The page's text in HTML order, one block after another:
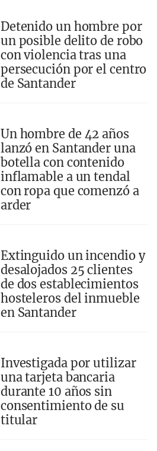
Detenido un hombre por
un posible delito de robo
con violencia tras una
persecución por el centro
de Santander
Un hombre de 42 años
lanzó en Santander una
botella con contenido
inflamable a un tendal
con ropa que comenzó a
arder
Extinguido un incendio y
desalojados 25 clientes
de dos establecimientos
hosteleros del inmueble
en Santander
Investigada por utilizar
una tarjeta bancaria
durante 10 años sin
consentimiento de su
titular